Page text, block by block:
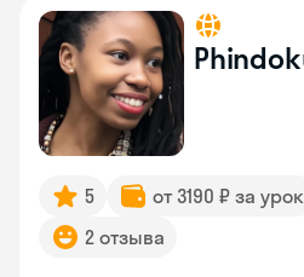
5 от 3190 ₽ за урок
2 отзыва